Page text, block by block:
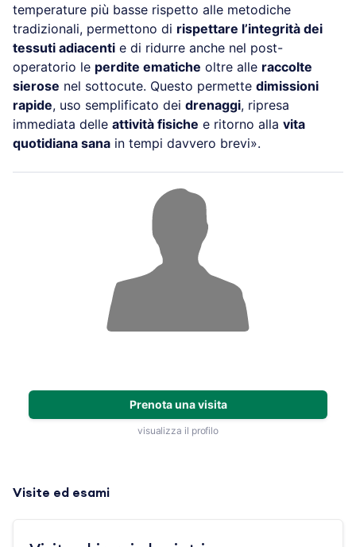
temperature più basse rispetto alle metodiche
tradizionali, permettono di rispettare l’integrità dei
tessuti adiacenti e di ridurre anche nel post-
operatorio le perdite ematiche oltre alle raccolte
sierose nel sottocute. Questo permette dimissioni
rapide, uso semplificato dei drenaggi, ripresa
immediata delle attività fisiche e ritorno alla vita
quotidiana sana in tempi davvero brevi».
Prenota una visita
visualizza il profilo
Visite ed esami